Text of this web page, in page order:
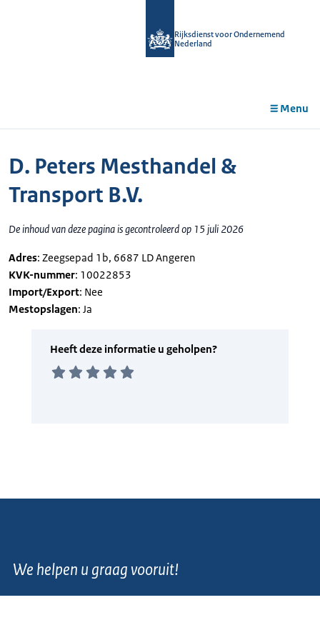
Rijksdienst voor Ondernemend
Nederland
Menu
D. Peters Mesthandel &
Transport B.V.
De inhoud van deze pagina is gecontroleerd op 15 juli 2026
Adres: Zeegsepad 1b, 6687 LD Angeren
KVK-nummer: 10022853
Import/Export: Nee
Mestopslagen: Ja
We helpen u graag vooruit!